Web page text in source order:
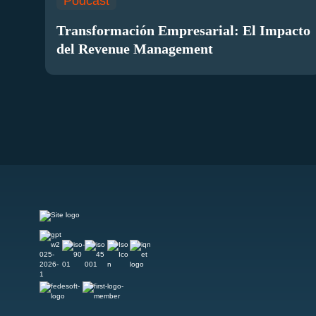
Transformación Empresarial: El Impacto
del Revenue Management